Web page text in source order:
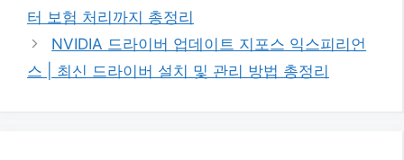
리
터 보험 처리까지 총정리
NVIDIA 드라이버 업데이트 지포스 익스피리언
스 | 최신 드라이버 설치 및 관리 방법 총정리